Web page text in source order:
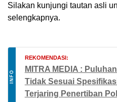
Silakan kunjungi tautan asli
selengkapnya.
INFO
REKOMENDASI:
MITRA MEDIA :
Tidak Sesuai
Terjaring Penertiban